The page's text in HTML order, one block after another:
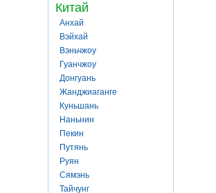
Китай
Анхай
Вэйхай
Вэньчжоу
Гуанчжоу
Донгуань
Жанджиаганге
Куньшань
Наньнин
Пекин
Путянь
Руян
Сямэнь
Тайчунг